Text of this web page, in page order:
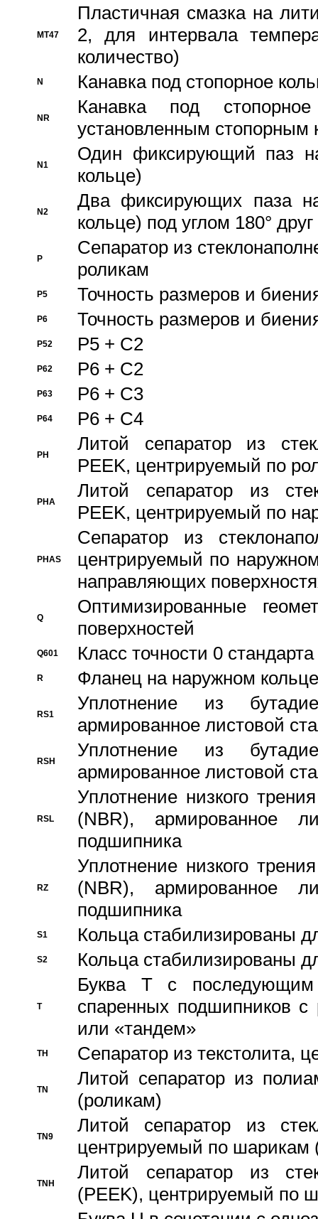
MT47
Пластичная смазка на
2, для интервала
количество)
N Канавка под стопорное
NR
Канавка под
установленным стопорным
N1
Один фиксирующий паз
кольце)
N2
Два фиксирующих паза
кольце) под углом 180° друг
P
Cепаратор из
роликам
P5 Точность размеров и
P6 Точность размеров и
P52 P5 + C2
P62 P6 + C2
P63 P6 + C3
P64 P6 + C4
PH
Литой сепаратор из
PEEK, центрируемый по
PHA
Литой сепаратор из
PEEK, центрируемый по
PHAS
Сепаратор из
центрируемый по
направляющих
Q
Оптимизированные
поверхностей
Q601 Класс точности 0
R Фланец на наружном кольце
RS1
Уплотнение из
армированное листовой
RSH
Уплотнение из
армированное листовой
RSL
Уплотнение низкого
(NBR), армированное
подшипника
RZ
Уплотнение низкого
(NBR), армированное
подшипника
S1 Кольца стабилизированы
S2 Кольца стабилизированы
T
Буква T с
спаренных подшипников
или «тандем»
TH Сепаратор из текстолита,
TN
Литой сепаратор из
(роликам)
TN9
Литой сепаратор из
центрируемый по шарикам
TNH
Литой сепаратор из
(PEEK), центрируемый по